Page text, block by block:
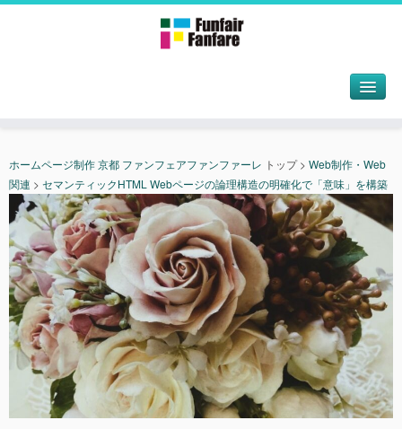
ホームページ制作 京都 ファンフェアファンファーレ トップ> Web制作・Web
関連 > セマンティックHTML Webページの論理構造の明確化で「意味」を構築